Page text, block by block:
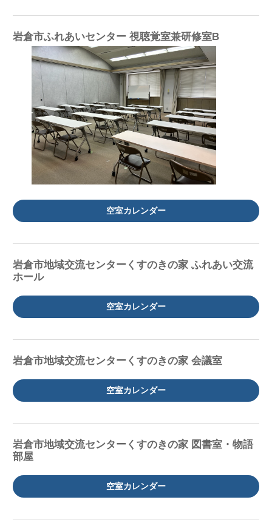
岩倉市ふれあいセンター 視聴覚室兼研修室B
空室カレンダー
岩倉市地域交流センターくすのきの家 ふれあい交流
ホール
空室カレンダー
岩倉市地域交流センターくすのきの家 会議室
空室カレンダー
岩倉市地域交流センターくすのきの家 図書室・物語
部屋
空室カレンダー